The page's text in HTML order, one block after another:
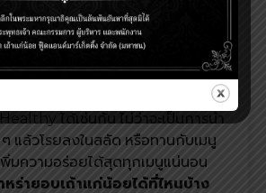
นขนมทานเล่นแล้ว ยังสามารถทำเป็น
ามอร่อยได้อีกหลากหลายเมนู ไม่ว่าจะ
ทำเป็นข้าวปั้นโอนิกิริแสนอร่อย และ
นสายปิ้งย่าง สาหร่ายอบก็ยังช่วย
ก ในส่วนสายสุขภาพเอง ก็สามารถนำ
ได้เช่นกัน ไม่ว่าจะเป็นการนำ
แล้วโรยลงในสลัด หรือทานกับเมนู
มความอร่อยได้สุดทุกเมนูแน่นอน
หร่ายอบเถ้าแก่น้อยได้ที่ไหนบ้าง